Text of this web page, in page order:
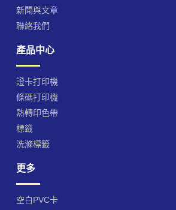
新聞與文章
聯絡我們
產品中心
證卡打印機
條碼打印機
熱轉印色帶
標籤
洗滌標籤
更多
空白PVC卡